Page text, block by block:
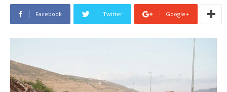
Facebook Twitter Google+